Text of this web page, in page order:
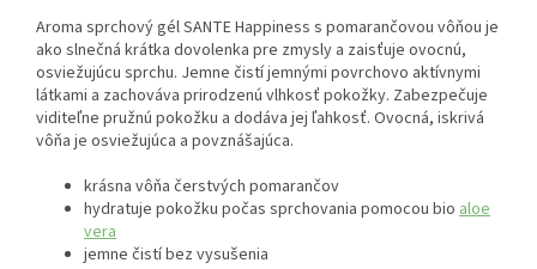
Aroma sprchový gél SANTE Happiness s pomarančovou vôňou je
ako slnečná krátka dovolenka pre zmysly a zaisťuje ovocnú,
osviežujúcu sprchu. Jemne čistí jemnými povrchovo aktívnymi
látkami a zachováva prirodzenú vlhkosť pokožky. Zabezpečuje
viditeľne pružnú pokožku a dodáva jej ľahkosť. Ovocná, iskrivá
vôňa je osviežujúca a povznášajúca.
krásna vôňa čerstvých pomarančov
hydratuje pokožku počas sprchovania pomocou bio aloe
vera
jemne čistí bez vysušenia